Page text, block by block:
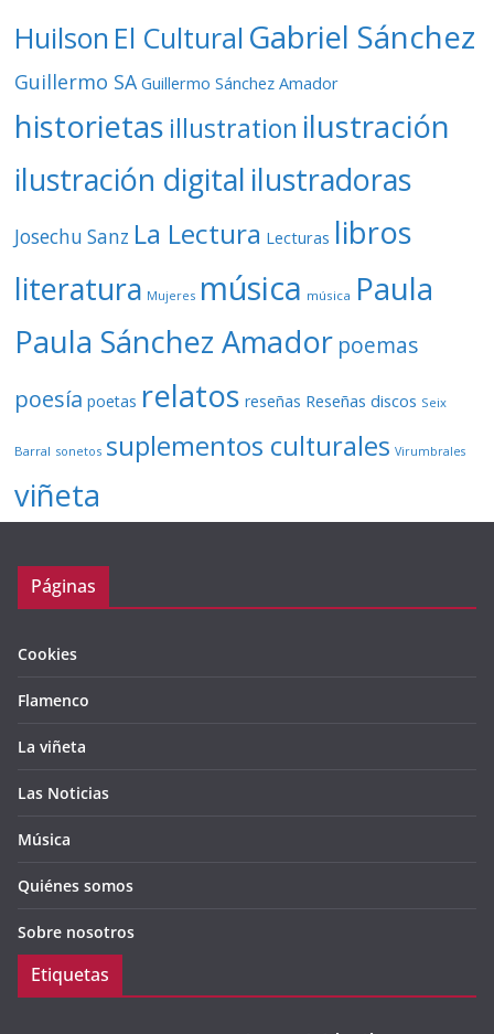
Huilson El Cultural Gabriel Sánchez
Guillermo SA Guillermo Sánchez Amador
historietas illustration ilustración
ilustración digital ilustradoras
Josechu Sanz La Lectura Lecturas libros
literatura Mujeres música música Paula
Paula Sánchez Amador poemas
poesía poetas relatos reseñas Reseñas discos Seix
Barral sonetos suplementos culturales Virumbrales
viñeta
Páginas
Cookies
Flamenco
La viñeta
Las Noticias
Música
Quiénes somos
Sobre nosotros
Etiquetas